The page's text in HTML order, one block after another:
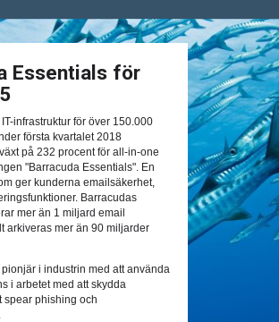
Essentials för
infrastruktur för över 150.000
första kvartalet 2018
på 232 procent för all-in-one
"Barracuda Essentials". En
ger kunderna emailsäkerhet,
Barracudas
mer än 1 miljard email
arkiveras mer än 90 miljarder
i industrin med att använda
i arbetet med att skydda
spear phishing och